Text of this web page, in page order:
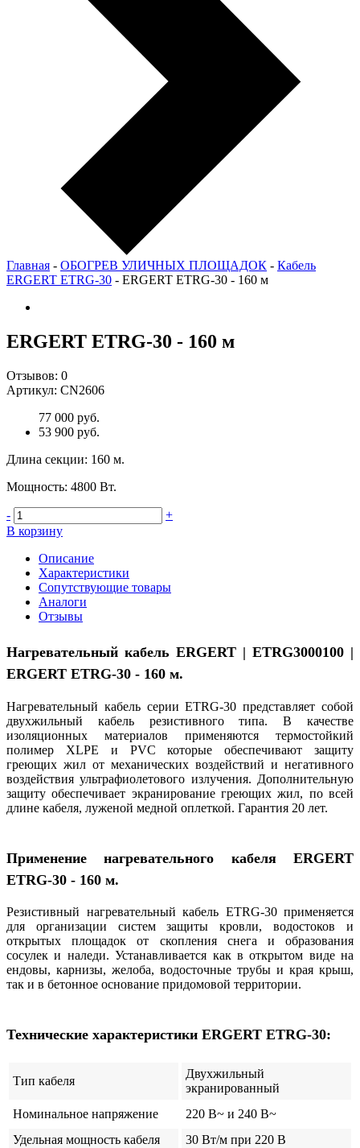
Главная - ОБОГРЕВ УЛИЧНЫХ ПЛОЩАДОК - Кабель
ERGERT ETRG-30 - ERGERT ETRG-30 - 160 м
ERGERT ETRG-30 - 160 м
Отзывов: 0
Артикул: CN2606
77 000 руб.
53 900 руб.
Длина секции: 160 м.
Мощность: 4800 Вт.
-
+
В корзину
Описание
Характеристики
Сопутствующие товары
Аналоги
Отзывы
Нагревательный кабель ERGERT | ETRG3000100 |
ERGERT ETRG-30 - 160 м.
Нагревательный кабель серии ETRG-30 представляет собой
двухжильный кабель резистивного типа. В качестве
изоляционных материалов применяются термостойкий
полимер XLPE и PVC которые обеспечивают защиту
греющих жил от механических воздействий и негативного
воздействия ультрафиолетового излучения. Дополнительную
защиту обеспечивает экранирование греющих жил, по всей
длине кабеля, луженой медной оплеткой. Гарантия 20 лет.
Применение нагревательного кабеля ERGERT
ETRG-30 - 160 м.
Резистивный нагревательный кабель ETRG-30 применяется
для организации систем защиты кровли, водостоков и
открытых площадок от скопления снега и образования
сосулек и наледи. Устанавливается как в открытом виде на
ендовы, карнизы, желоба, водосточные трубы и края крыш,
так и в бетонное основание придомовой территории.
Технические характеристики ERGERT ETRG-30:
Тип кабеля
Двухжильный
экранированный
Номинальное напряжение
220 В~ и 240 В~
Удельная мощность кабеля
30 Вт/м при 220 В